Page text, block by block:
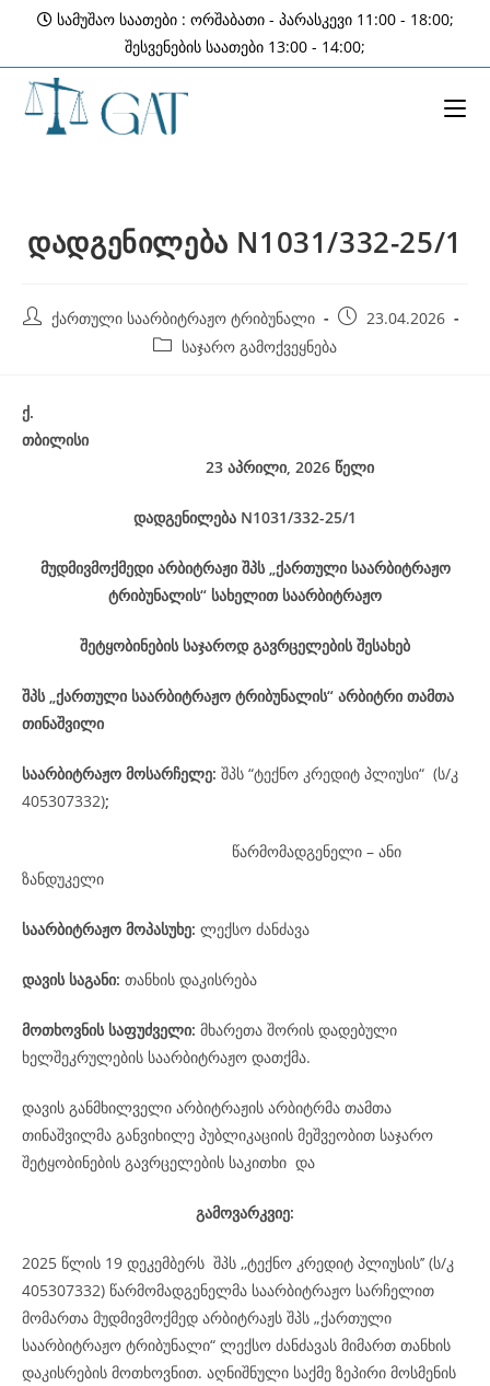
content
სამუშაო საათები : ორშაბათი - პარასკევი 11:00 - 18:00;
შესვენების საათები 13:00 - 14:00;
დადგენილება N1031/332-25/1
Post ქართული საარბიტრაჟო ტრიბუნალი
Post 23.04.2026
Post საჯარო გამოქვეყნება
ქ.
თბილისი
23 აპრილი, 2026 წელი
დადგენილება N1031/332-25/1
მუდმივმოქმედი არბიტრაჟი შპს „ქართული საარბიტრაჟო
ტრიბუნალის“ სახელით საარბიტრაჟო
შეტყობინების საჯაროდ გავრცელების შესახებ
შპს „ქართული საარბიტრაჟო ტრიბუნალის“ არბიტრი თამთა
თინაშვილი
საარბიტრაჟო მოსარჩელე: შპს “ტექნო კრედიტ პლიუსი“ (ს/კ
405307332);
წარმომადგენელი – ანი
ზანდუკელი
საარბიტრაჟო მოპასუხე: ლექსო ძანძავა
დავის საგანი: თანხის დაკისრება
მოთხოვნის საფუძველი: მხარეთა შორის დადებული
ხელშეკრულების საარბიტრაჟო დათქმა.
დავის განმხილველი არბიტრაჟის არბიტრმა თამთა
თინაშვილმა განვიხილე პუბლიკაციის მეშვეობით საჯარო
შეტყობინების გავრცელების საკითხი და
გამოვარკვიე:
2025 წლის 19 დეკემბერს შპს ,,ტექნო კრედიტ პლიუსის’’ (ს/კ
405307332) წარმომადგენელმა საარბიტრაჟო სარჩელით
მომართა მუდმივმოქმედ არბიტრაჟს შპს „ქართული
საარბიტრაჟო ტრიბუნალი“ ლექსო ძანძავას მიმართ თანხის
დაკისრების მოთხოვნით. აღნიშნული საქმე ზეპირი მოსმენის